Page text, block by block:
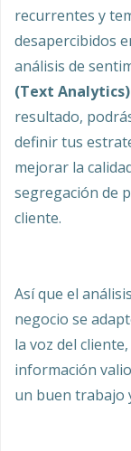
recurrentes y
desapercibidos
análisis de
(Text Analytics)
resultado,
definir tus
mejorar la
segregación de
cliente.
Así que el
negocio se
la voz del
información
un buen trabajo